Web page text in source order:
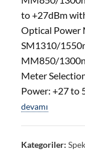
to +27dBm
Optical Power
SM1310/
MM850/
Meter
Power: +27 to
devamı
Kategoriler: